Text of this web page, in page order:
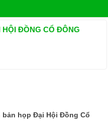
HỘI ĐỒNG CỔ ĐÔNG
họp Đại Hội Đồng Cổ